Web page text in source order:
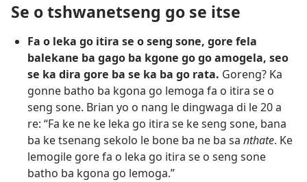
Se o tshwanetseng go se itse
Fa o leka go itira se o seng sone, gore fela
balekane ba gago ba kgone go go amogela, seo
se ka dira gore ba se ka ba go rata. Goreng? Ka
gonne batho ba kgona go lemoga fa o itira se o
seng sone. Brian yo o nang le dingwaga di le 20 a
re: “Fa ke ne ke leka go itira se ke seng sone, bana
ba ke tsenang sekolo le bone ba ne ba sa nthate. Ke
lemogile gore fa o leka go itira se o seng sone
batho ba kgona go lemoga.”